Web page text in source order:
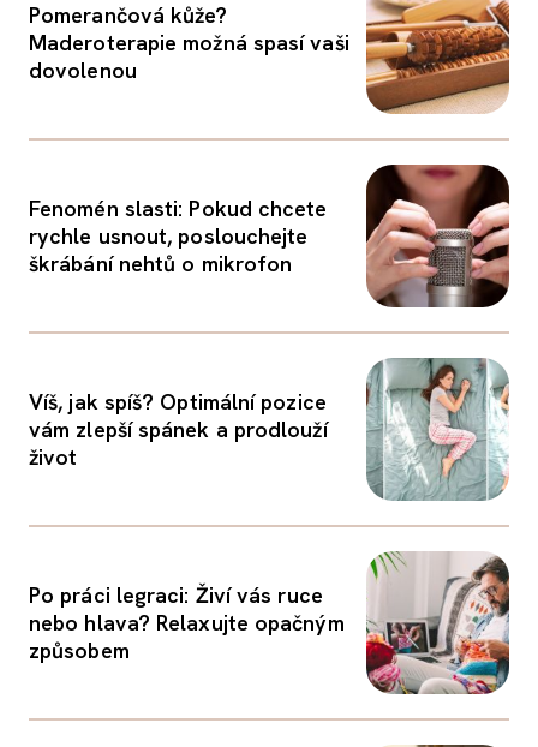
Pomerančová kůže?
Maderoterapie možná spasí vaši
dovolenou
Fenomén slasti: Pokud chcete
rychle usnout, poslouchejte
škrábání nehtů o mikrofon
Víš, jak spíš? Optimální pozice
vám zlepší spánek a prodlouží
život
Po práci legraci: Živí vás ruce
nebo hlava? Relaxujte opačným
způsobem